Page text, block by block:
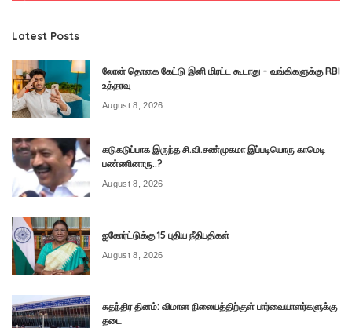
Latest Posts
லோன் தொகை கேட்டு இனி மிரட்ட கூடாது – வங்கிகளுக்கு RBI
உத்தரவு
August 8, 2026
கடுகடுப்பாக இருந்த சி.வி.சண்முகமா இப்படியொரு காமெடி
பண்ணினாரு..?
August 8, 2026
ஐகோர்ட்டுக்கு 15 புதிய நீதிபதிகள்
August 8, 2026
சுதந்திர தினம்: விமான நிலையத்திற்குள் பார்வையாளர்களுக்கு
தடை